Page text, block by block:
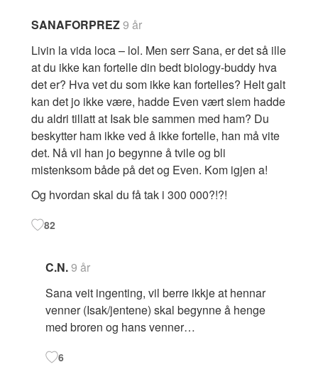
SANAFORPREZ9 år
Livin la vida loca – lol. Men serr Sana, er det så ille
at du ikke kan fortelle din bedt biology-buddy hva
det er? Hva vet du som ikke kan fortelles? Helt galt
kan det jo ikke være, hadde Even vært slem hadde
du aldri tillatt at Isak ble sammen med ham? Du
beskytter ham ikke ved å ikke fortelle, han må vite
det. Nå vil han jo begynne å tvile og bli
mistenksom både på det og Even. Kom igjen a!
Og hvordan skal du få tak i 300 000?!?!
82
C.N.9 år
Sana veit ingenting, vil berre ikkje at hennar
venner (Isak/jentene) skal begynne å henge
med broren og hans venner…
6